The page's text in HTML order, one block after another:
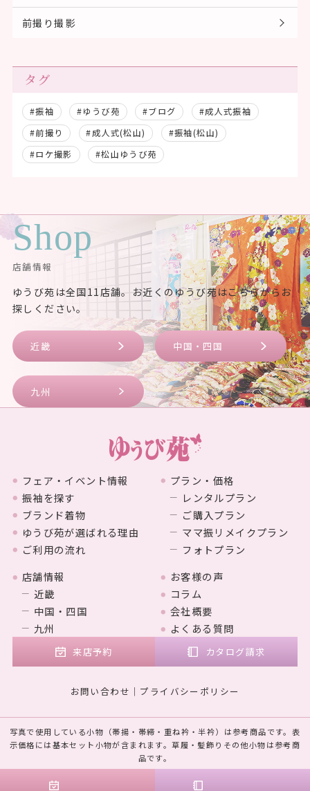
前撮り撮影
タグ
#振袖 #ゆうび苑 #ブログ
#成人式振袖
#前撮り
#成人式(松山)
#振袖(松山)
#ロケ撮影
#松山ゆうび苑
Shop
店舗情報
ゆうび苑は全国11店舗。お近くのゆうび苑はこちらからお
探しください。
近畿 中国・四国
九州
フェア・イベント情報
振袖を探す
ブランド着物
ゆうび苑が選ばれる理由
ご利用の流れ
プラン・価格
レンタルプラン
ご購入プラン
ママ振リメイクプラン
フォトプラン
店舗情報
近畿
中国・四国
九州
お客様の声
コラム
会社概要
よくある質問
来店予約 カタログ請求
お問い合わせ プライバシーポリシー
写真で使用している小物（帯揚・帯締・重ね衿・半衿）は参考商品です。表
示価格には基本セット小物が含まれます。草履・髪飾りその他小物は参考商
品です。
© 2023 MARUYAMA. Designed by